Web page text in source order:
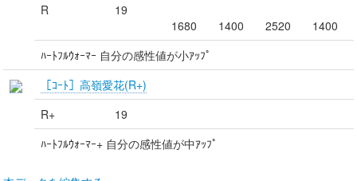
R
19
1680
1400 2520
1400
ﾊｰﾄﾌﾙｳｫｰﾏｰ 自分の感性値が小ｱｯﾌﾟ
［ｺｰﾄ］高嶺愛花(R+)
R+
19
ﾊｰﾄﾌﾙｳｫｰﾏｰ+ 自分の感性値が中ｱｯﾌﾟ